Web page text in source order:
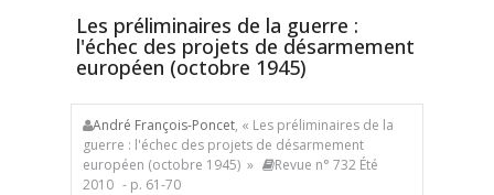
Les préliminaires de la guerre :
l'échec des projets de désarmement
européen (octobre 1945)
André François-Poncet, « Les préliminaires de la
guerre : l'échec des projets de désarmement
européen (octobre 1945) »
Revue n° 732 Été
2010 - p. 61-70